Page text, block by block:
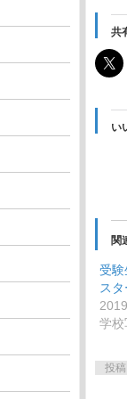
共
い
関
受験
スタ
学校
投